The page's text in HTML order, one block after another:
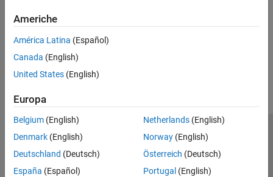
Americhe
América Latina (Español)
Canada (English)
United States (English)
Europa
Belgium (English)
Denmark (English)
Deutschland (Deutsch)
España (Español)
Netherlands(English)
Norway(English)
Österreich (Deutsch)
Portugal (English)
Centro di fiducia
Informativa sulla privacy
Antipirateria
Stato dell'applicazione
Contatti
© 1994-2026 The MathWorks, Inc.